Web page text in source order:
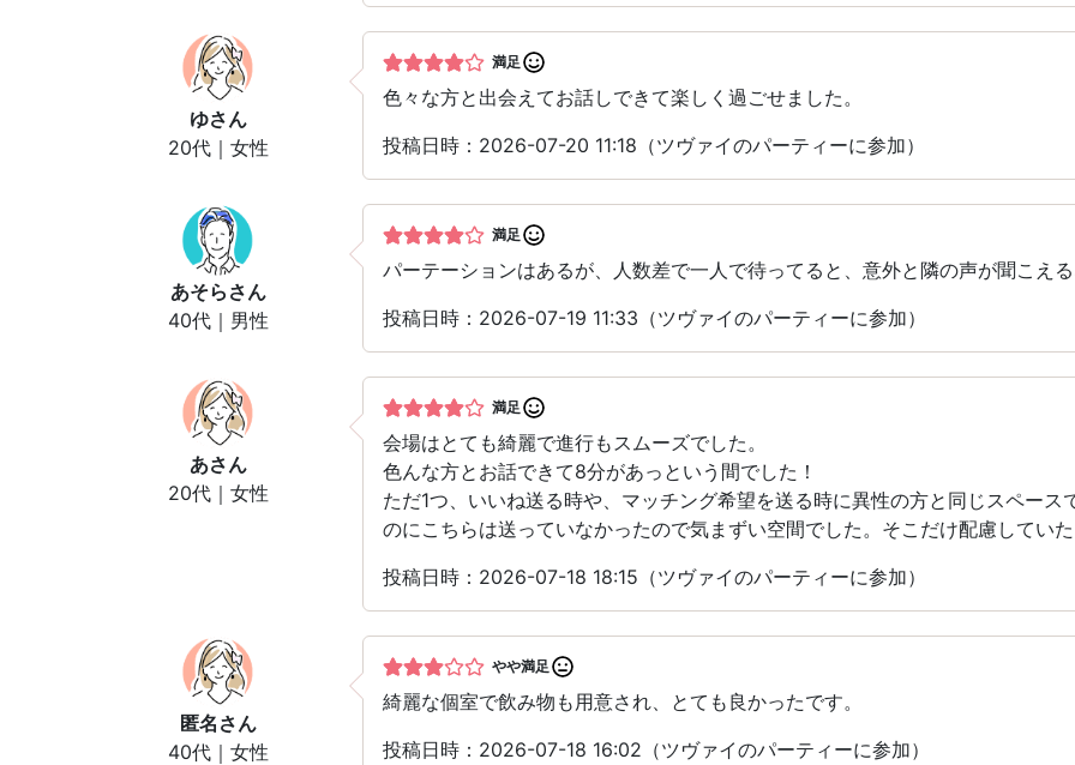
ゆさん
20代｜女性
満足
色々な方と出会えてお話しできて楽しく過ごせました。
投稿日時：2026-07-20 11:18（ツヴァイのパーティーに参加）
あそら さん
40代｜男性
満足
パーテーションはあるが、人数差で一人で待ってると、意外と隣の声が聞こえ
投稿日時：2026-07-19 11:33（ツヴァイのパーティーに参加）
あさん
20代｜女性
満足
会場はとても綺麗で進行もスムーズでした。
色んな方とお話できて8分があっという間でした！
ただ1つ、いいね送る時や、マッチング希望を送る時に異性の方と同じスペー
のにこちらは送っていなかったので気まずい空間でした。そこだけ配慮してい
投稿日時：2026-07-18 18:15（ツヴァイのパーティーに参加）
匿名 さん
40代｜女性
やや満足
綺麗な個室で飲み物も用意され、とても良かったです。
投稿日時：2026-07-18 16:02（ツヴァイのパーティーに参加）